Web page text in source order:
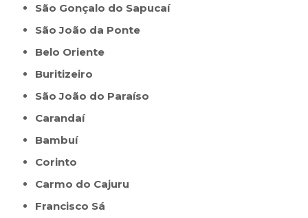
São Gonçalo do Sapucaí
São João da Ponte
Belo Oriente
Buritizeiro
São João do Paraíso
Carandaí
Bambuí
Corinto
Carmo do Cajuru
Francisco Sá